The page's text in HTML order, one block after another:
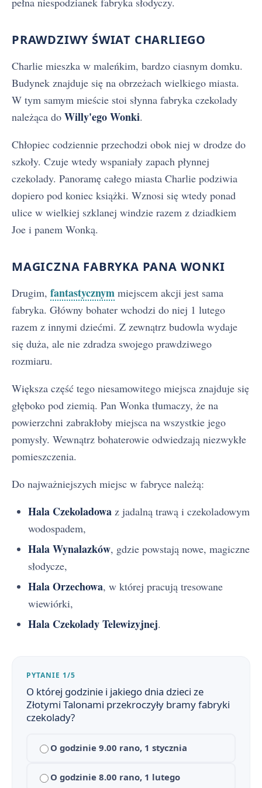
PRAWDZIWY ŚWIAT CHARLIEGO
Charlie mieszka w maleńkim, bardzo ciasnym domku.
Budynek znajduje się na obrzeżach wielkiego miasta.
W tym samym mieście stoi słynna fabryka czekolady
należąca do Willy'ego Wonki.
Chłopiec codziennie przechodzi obok niej w drodze do
szkoły. Czuje wtedy wspaniały zapach płynnej
czekolady. Panoramę całego miasta Charlie podziwia
dopiero pod koniec książki. Wznosi się wtedy ponad
ulice w wielkiej szklanej windzie razem z dziadkiem
Joe i panem Wonką.
MAGICZNA FABRYKA PANA WONKI
Drugim, fantastycznym miejscem akcji jest sama
fabryka. Główny bohater wchodzi do niej 1 lutego
razem z innymi dziećmi. Z zewnątrz budowla wydaje
się duża, ale nie zdradza swojego prawdziwego
rozmiaru.
Większa część tego niesamowitego miejsca znajduje się
głęboko pod ziemią. Pan Wonka tłumaczy, że na
powierzchni zabrakłoby miejsca na wszystkie jego
pomysły. Wewnątrz bohaterowie odwiedzają niezwykłe
pomieszczenia.
Do najważniejszych miejsc w fabryce należą:
Hala Czekoladowa z jadalną trawą i czekoladowym
wodospadem,
Hala Wynalazków, gdzie powstają nowe, magiczne
słodycze,
Hala Orzechowa, w której pracują tresowane
wiewiórki,
Hala Czekolady Telewizyjnej.
PYTANIE 1/5
O której godzinie i jakiego dnia dzieci ze
Złotymi Talonami przekroczyły bramy fabryki
czekolady?
O godzinie 9.00 rano, 1 stycznia
O godzinie 8.00 rano, 1 lutego